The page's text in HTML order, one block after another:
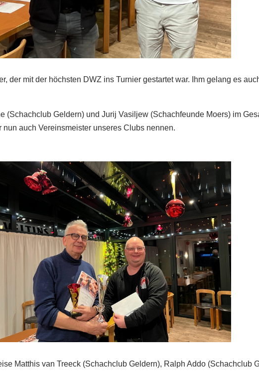
der mit der höchsten DWZ ins Turnier gestartet war. Ihm gelang es
(Schachclub Geldern) und Jurij Vasiljew (Schachfeunde Moers) im
auch Vereinsmeister unseres Clubs nennen.
Matthis van Treeck (Schachclub Geldern), Ralph Addo (Schachclub